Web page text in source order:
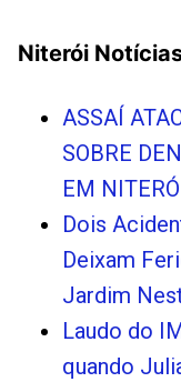
Niterói
ASSAÍ
SOBRE
EM
Dois
Deixam
Jardim
Laudo do
quando